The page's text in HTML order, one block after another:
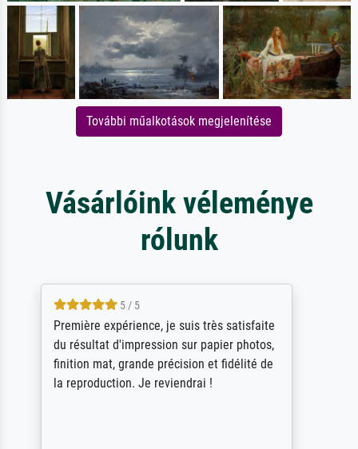
További műalkotások megjelenítése
Vásárlóink véleménye
rólunk
4.5 / 5
ik beoordeel Meisterdrucke zeer positief.
Door de 69505 beschikbare kunstenaars
scrollen is echter onbegonnen werk (na
stoppen begint het weer van voor af aan).